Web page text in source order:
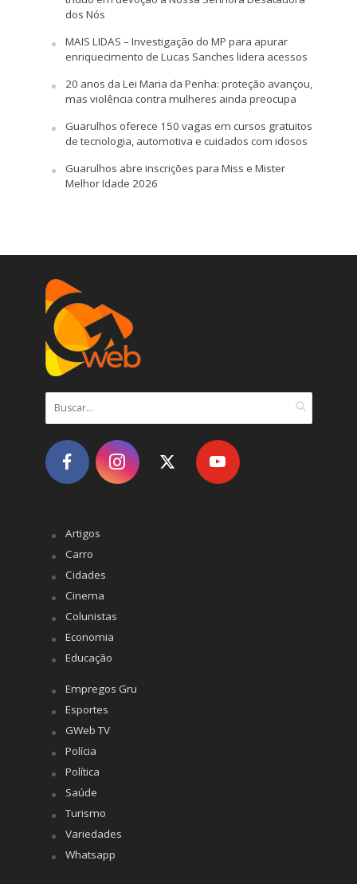
dos Nós
MAIS LIDAS – Investigação do MP para apurar
enriquecimento de Lucas Sanches lidera acessos
20 anos da Lei Maria da Penha: proteção avançou,
mas violência contra mulheres ainda preocupa
Guarulhos oferece 150 vagas em cursos gratuitos
de tecnologia, automotiva e cuidados com idosos
Guarulhos abre inscrições para Miss e Mister
Melhor Idade 2026
Artigos
Carro
Cidades
Cinema
Colunistas
Economia
Educação
Empregos Gru
Esportes
GWeb TV
Polícia
Política
Saúde
Turismo
Variedades
Whatsapp